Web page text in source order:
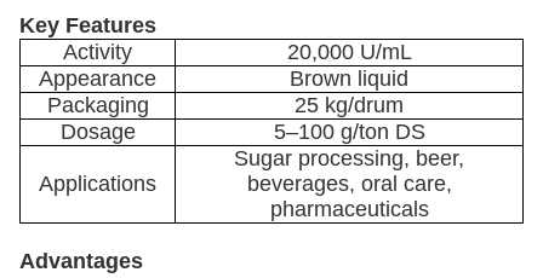
Key Features
Activity
20,000 U/mL
Appearance
Brown liquid
Packaging
25 kg/drum
Dosage
5–100 g/ton DS
Applications
Sugar processing, beer,
beverages, oral care,
pharmaceuticals
Advantages